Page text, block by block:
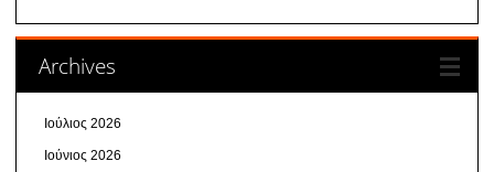
Archives
Ιούλιος 2026
Ιούνιος 2026